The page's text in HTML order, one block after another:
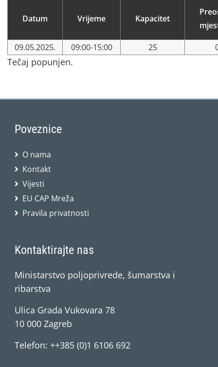
Datum Vrijeme Kapacitet
09.05.2025. 09:00-15:00 25
Tečaj popunjen.
Poveznice
O nama
Kontakt
Vijesti
EU CAP Mreža
Pravila privatnosti
Kontaktirajte nas
Ministarstvo poljoprivrede, šumarstva i
ribarstva
Ulica Grada Vukovara 78
10 000 Zagreb
Telefon: ++385 (0)1 6106 692